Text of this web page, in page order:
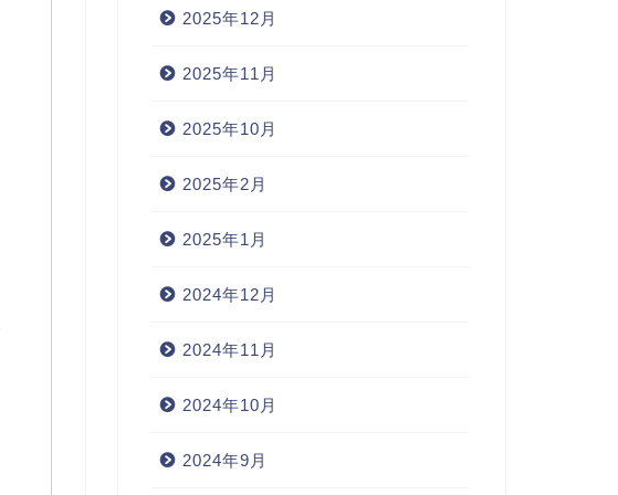
2025年12月
2025年11月
2025年10月
2025年2月
2025年1月
2024年12月
2024年11月
2024年10月
2024年9月